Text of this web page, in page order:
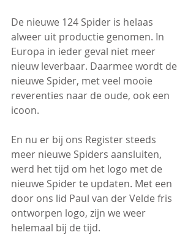
De nieuwe 124 Spider is helaas
alweer uit productie genomen. In
Europa in ieder geval niet meer
nieuw leverbaar. Daarmee wordt de
nieuwe Spider, met veel mooie
reverenties naar de oude, ook een
icoon.
En nu er bij ons Register steeds
meer nieuwe Spiders aansluiten,
werd het tijd om het logo met de
nieuwe Spider te updaten. Met een
door ons lid Paul van der Velde fris
ontworpen logo, zijn we weer
helemaal bij de tijd.